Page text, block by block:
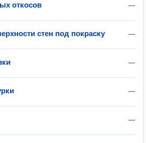
—
откосов
—
стен под покраску
—
—
—